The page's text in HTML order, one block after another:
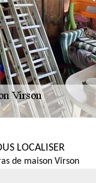
LOCALISER
de maison Virson